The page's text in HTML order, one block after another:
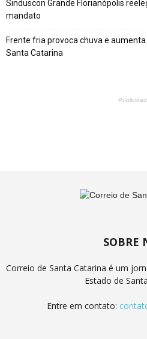
Sinduscon Grande Florianópolis
mandato
Frente fria provoca chuva e
Santa Catarina
SOBRE
Correio de Santa Catarina é um
Estado de
Entre em contato: